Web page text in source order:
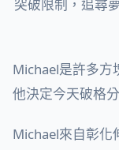
突破限制，追尋
Michael是許多方
他決定今天破格
Michael來自彰化